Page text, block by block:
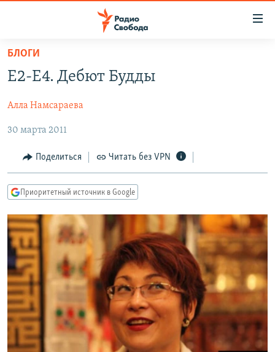
упрощенного
доступа
содержанию
Вернутся
главной
навигации
Вернутся
поиску
ПОДКАСТЫ
АВТОРСКИЕ ПРОЕКТЫ
ЦИТАТЫ СВОБОДЫ
МНЕНИЯ
КУЛЬТУРА
IDEL.РЕАЛИИ
КАВКАЗ.РЕАЛИИ
СЕВЕР.РЕАЛИИ
СИБИРЬ.РЕАЛИИ
РАСПИСАНИЕ ВЕЩАНИЯ
ПОДПИШИТЕСЬ НА РАССЫЛКУ
СОЦИАЛЬНЫЕ СЕТИ
БЛОГИ
Е2-Е4. Дебют Будды
Алла Намсараева
30 марта 2011
Поделиться Читать без VPN
Приоритетный источник в Google